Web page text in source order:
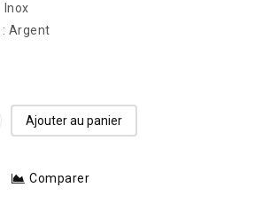
Inox
Argent
Ajouter au panier
Comparer